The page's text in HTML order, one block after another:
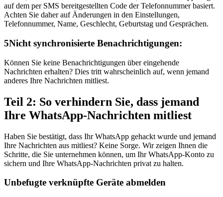
auf dem per SMS bereitgestellten Code der Telefonnummer basiert.
Achten Sie daher auf Änderungen in den Einstellungen,
Telefonnummer, Name, Geschlecht, Geburtstag und Gesprächen.
5Nicht synchronisierte Benachrichtigungen:
Können Sie keine Benachrichtigungen über eingehende
Nachrichten erhalten? Dies tritt wahrscheinlich auf, wenn jemand
anderes Ihre Nachrichten mitliest.
Teil 2: So verhindern Sie, dass jemand
Ihre WhatsApp-Nachrichten mitliest
Haben Sie bestätigt, dass Ihr WhatsApp gehackt wurde und jemand
Ihre Nachrichten aus mitliest? Keine Sorge. Wir zeigen Ihnen die
Schritte, die Sie unternehmen können, um Ihr WhatsApp-Konto zu
sichern und Ihre WhatsApp-Nachrichten privat zu halten.
Unbefugte verknüpfte Geräte abmelden